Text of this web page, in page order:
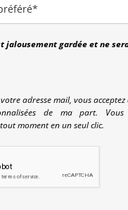
jalousement gardée et ne
adresse mail, vous acceptez
de ma part. Vous
moment en un seul clic.